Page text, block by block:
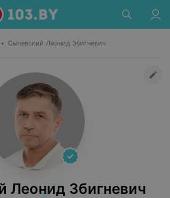
• Сычевский Леонид Збигневич
Леонид Збигневич